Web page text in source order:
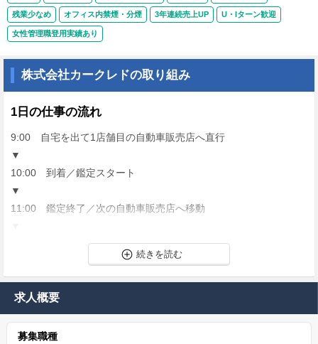
残業少なめ オフィス内禁煙・分煙 3年連続売上UP U・Iターン歓迎
女性管理職登用実績あり
株式会社カークレドの取り組み
1日の仕事の流れ
9:00 自宅を出て1店舗目の自動車販売店へ直行
▼
10:00 到着／鑑定スタート
▼
11:00 鑑定終了／次の自動車販売店へ移動
14:00 午後の鑑定スタート
▼
17:00 鑑定終了／直帰
求人概要
募集職種